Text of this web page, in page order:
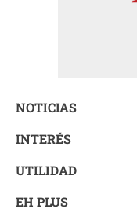
NOTICIAS
INTERÉS
UTILIDAD
EH PLUS